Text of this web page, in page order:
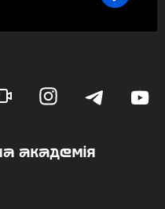
академія